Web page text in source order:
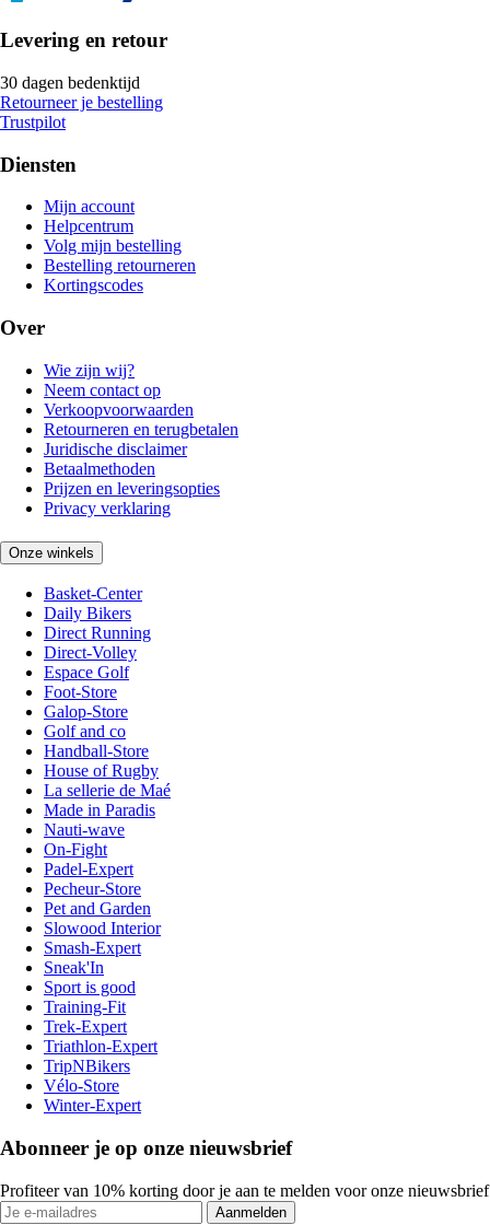
Levering en retour
30 dagen bedenktijd
Retourneer je bestelling
Trustpilot
Diensten
Mijn account
Helpcentrum
Volg mijn bestelling
Bestelling retourneren
Kortingscodes
Over
Wie zijn wij?
Neem contact op
Verkoopvoorwaarden
Retourneren en terugbetalen
Juridische disclaimer
Betaalmethoden
Prijzen en leveringsopties
Privacy verklaring
Onze winkels
Basket-Center
Daily Bikers
Direct Running
Direct-Volley
Espace Golf
Foot-Store
Galop-Store
Golf and co
Handball-Store
House of Rugby
La sellerie de Maé
Made in Paradis
Nauti-wave
On-Fight
Padel-Expert
Pecheur-Store
Pet and Garden
Slowood Interior
Smash-Expert
Sneak'In
Sport is good
Training-Fit
Trek-Expert
Triathlon-Expert
TripNBikers
Vélo-Store
Winter-Expert
Abonneer je op onze nieuwsbrief
Profiteer van 10% korting door je aan te melden voor onze nieuwsbrief
Aanmelden